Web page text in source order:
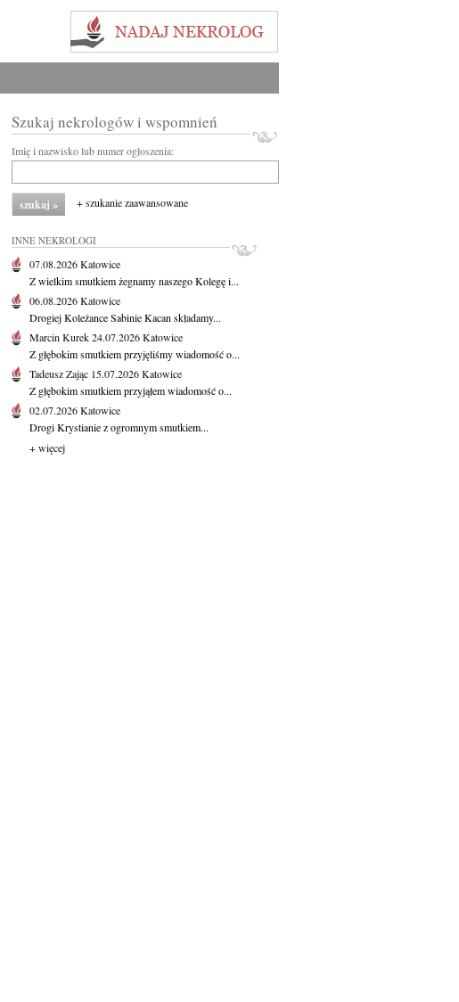
Szukaj nekrologów i wspomnień
Imię i nazwisko lub numer ogłoszenia:
+ szukanie zaawansowane
INNE NEKROLOGI
07.08.2026Katowice
Z wielkim smutkiem żegnamy naszego Kolegę i...
06.08.2026Katowice
Drogiej Koleżance Sabinie Kacan składamy...
Marcin Kurek24.07.2026Katowice
Z głębokim smutkiem przyjęliśmy wiadomość o...
Tadeusz Zając 15.07.2026Katowice
Z głębokim smutkiem przyjąłem wiadomość o...
02.07.2026Katowice
Drogi Krystianie z ogromnym smutkiem...
+ więcej